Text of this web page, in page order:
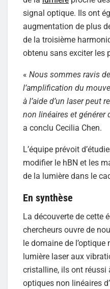
signal optique. Ils ont
augmentation de plus
de la troisième
obtenu sans exciter les
« Nous sommes ravis
l’amplification du
à l’aide d’un laser peut
non linéaires et générer
a conclu Cecilia Chen.
L’équipe prévoit
modifier le hBN et les
de la lumière dans le
En synthèse
La découverte de cette
chercheurs ouvre de
le domaine de
lumière laser aux
cristalline, ils ont réussi
optiques non linéaires